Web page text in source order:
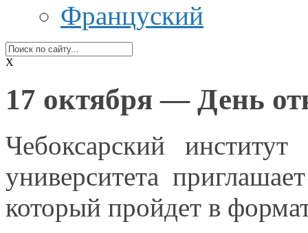
Француский
X
17 октября — День
Чебоксарский
университета
который пройдет в